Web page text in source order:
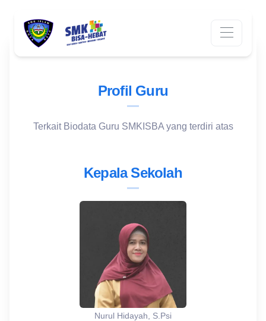
Profil Guru
Terkait Biodata Guru SMKISBA yang terdiri atas
Kepala Sekolah
Nurul Hidayah, S.Psi